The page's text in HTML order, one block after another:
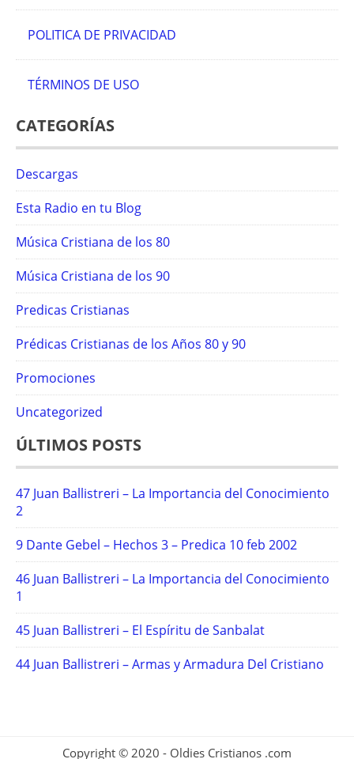
POLITICA DE PRIVACIDAD
TÉRMINOS DE USO
CATEGORÍAS
Descargas
Esta Radio en tu Blog
Música Cristiana de los 80
Música Cristiana de los 90
Predicas Cristianas
Prédicas Cristianas de los Años 80 y 90
Promociones
Uncategorized
ÚLTIMOS POSTS
47 Juan Ballistreri – La Importancia del Conocimiento
2
9 Dante Gebel – Hechos 3 – Predica 10 feb 2002
46 Juan Ballistreri – La Importancia del Conocimiento
1
45 Juan Ballistreri – El Espíritu de Sanbalat
44 Juan Ballistreri – Armas y Armadura Del Cristiano
Copyright © 2020 - Oldies Cristianos .com